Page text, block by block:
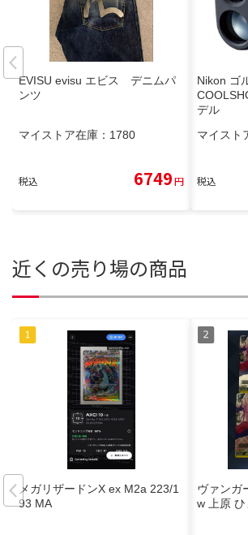
EVISU evisu エビス デニムパ
ンツ
マイストア在庫： 1780
税込 6749円
Nikon ゴ
デル
マイスト
税込
近くの売り場の商品
メガリザードンX ex M2a 223/1
93 MA
ヴァンガ
w 上原